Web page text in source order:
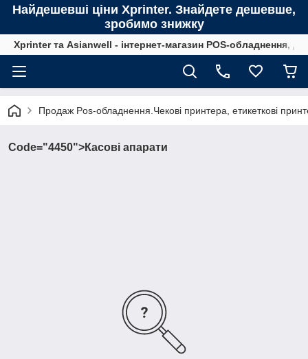
Найдешевші ціни Xprinter. Знайдете дешевше,
зробимо знижку
Xprinter та Asianwell - інтернет-магазин POS-обладнення,
Продаж Pos-обладнення.Чекові принтера, етикеткові
Code="4450">Касові апарати